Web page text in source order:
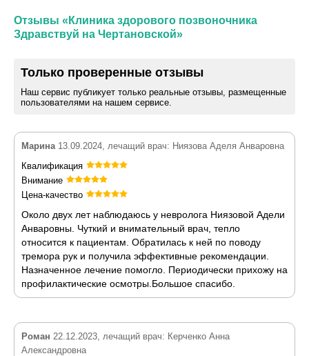
Отзывы «Клиника здорового позвоночника
Здравствуй на Чертановской»
Только проверенные отзывы
Наш сервис публикует только реальные отзывы, размещенные
пользователями на нашем сервисе.
Марина 13.09.2024, лечащий врач: Ниязова Аделя Анваровна
Квалификация
Внимание
Цена-качество
Около двух лет наблюдаюсь у невролога Ниязовой Адели
Анваровны. Чуткий и внимательный врач, тепло
относится к пациентам. Обратилась к ней по поводу
тремора рук и получила эффективные рекомендации.
Назначенное лечение помогло. Периодически прихожу на
профилактические осмотры.Большое спасибо.
Роман 22.12.2023, лечащий врач: Керченко Анна
Александровна